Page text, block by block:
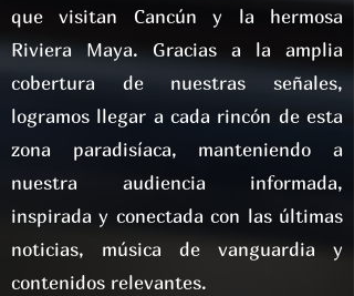
que visitan Cancún y la hermosa
Riviera Maya. Gracias a la amplia
cobertura de nuestras señales,
logramos llegar a cada rincón de esta
zona paradisíaca, manteniendo a
nuestra audiencia informada,
inspirada y conectada con las últimas
noticias, música de vanguardia y
contenidos relevantes.